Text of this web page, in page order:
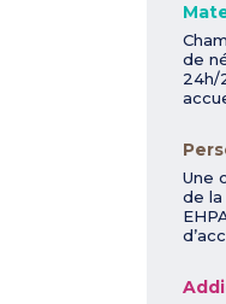
de
24h/
Une
de